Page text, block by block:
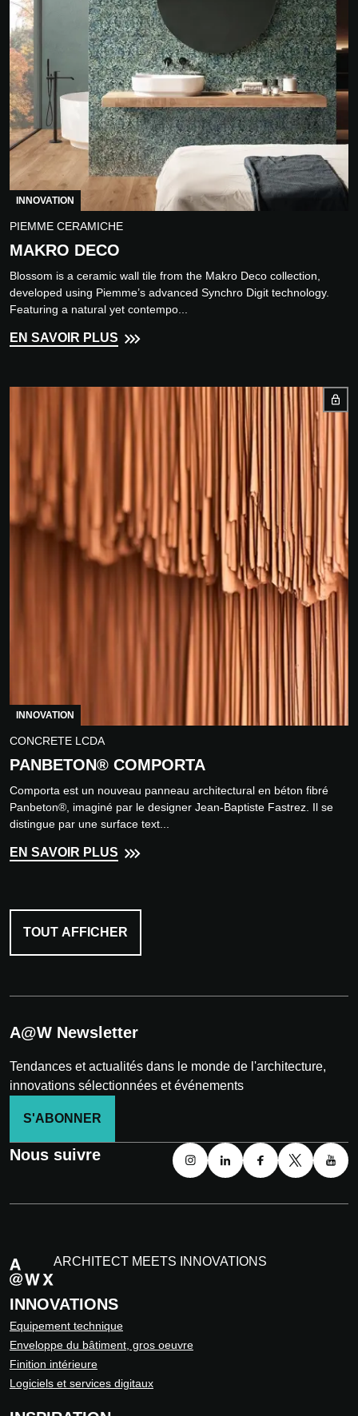
INNOVATION
PIEMME CERAMICHE
MAKRO DECO
Blossom is a ceramic wall tile from the Makro Deco collection,
developed using Piemme’s advanced Synchro Digit technology.
Featuring a natural yet contempo...
EN SAVOIR PLUS
INNOVATION
CONCRETE LCDA
PANBETON® COMPORTA
Comporta est un nouveau panneau architectural en béton fibré
Panbeton®, imaginé par le designer Jean-Baptiste Fastrez. Il se
distingue par une surface text...
EN SAVOIR PLUS
TOUT AFFICHER
A@W Newsletter
Tendances et actualités dans le monde de l'architecture,
innovations sélectionnées et événements
S'ABONNER
Nous suivre
ARCHITECT MEETS INNOVATIONS
INNOVATIONS
Equipement technique
Enveloppe du bâtiment, gros oeuvre
Finition intérieure
Logiciels et services digitaux